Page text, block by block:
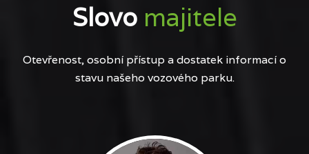
Slovo majitele
Otevřenost, osobní přístup a dostatek informací o
stavu našeho vozového parku.